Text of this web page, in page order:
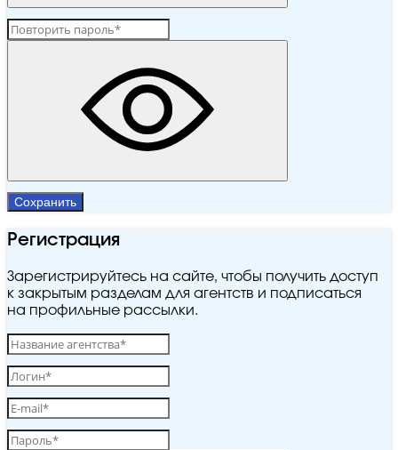
Сохранить
Регистрация
Зарегистрируйтесь на сайте, чтобы получить доступ
к закрытым разделам для агентств и подписаться
на профильные рассылки.